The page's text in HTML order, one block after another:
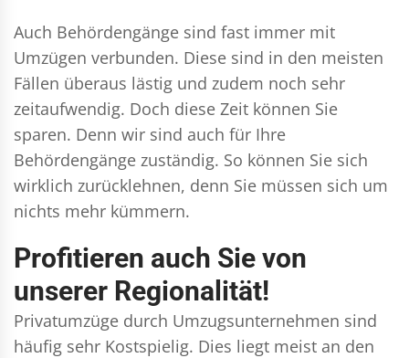
Auch Behördengänge sind fast immer mit
Umzügen verbunden. Diese sind in den meisten
Fällen überaus lästig und zudem noch sehr
zeitaufwendig. Doch diese Zeit können Sie
sparen. Denn wir sind auch für Ihre
Behördengänge zuständig. So können Sie sich
wirklich zurücklehnen, denn Sie müssen sich um
nichts mehr kümmern.
Profitieren auch Sie von
unserer Regionalität!
Privatumzüge durch Umzugsunternehmen sind
häufig sehr Kostspielig. Dies liegt meist an den